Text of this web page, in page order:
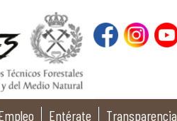
Entérate Transparencia